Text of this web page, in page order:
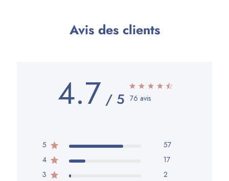
Avis des clients
4.7 76 avis
5
57
4
17
3
2